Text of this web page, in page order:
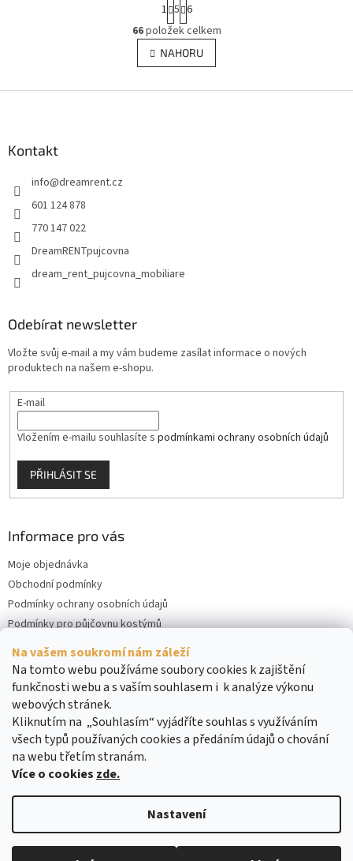
Na vašem soukromí nám záleží
Na tomto webu používáme soubory cookies k zajištění
funkčnosti webu a s vaším souhlasem i k analýze výkonu
webových stránek.
Kliknutím na „Souhlasím“ vyjádříte souhlas s využíváním
všech typů používaných cookies a předáním údajů o chování
na webu třetím stranám.
Více o cookies zde.
Nastavení
O
v
l
á
s
t
r
á
n
k
v
1 5 6
66položek celkem
NAHORU
Kontakt
info@dreamrent.cz
601 124 878
770 147 022
DreamRENTpujcovna
dream_rent_pujcovna_mobiliare
Odebírat newsletter
Vložte svůj e-mail a my vám budeme zasílat informace o nových
produktech na našem e-shopu.
E-mail
Vložením e-mailu souhlasíte s podmínkami ochrany osobních údajů
PŘIHLÁSIT SE
Informace pro vás
Moje objednávka
Obchodní podmínky
Podmínky ochrany osobních údajů
Podmínky pro půjčovnu kostýmů
Kontakty
Cookies
Copyright 2026DreamRENT. Všechna práva vyhrazena.Upravit